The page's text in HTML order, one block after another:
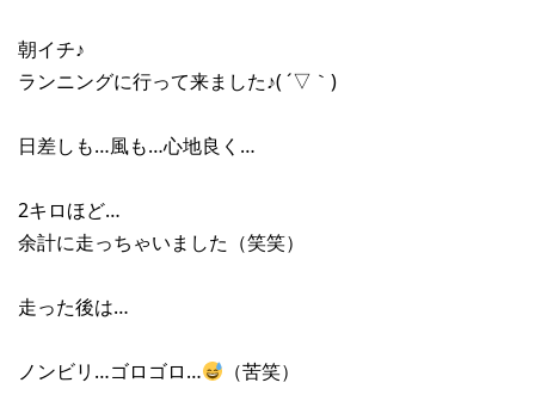
朝イチ♪
ランニングに行って来ました♪( ´▽｀)
日差しも…風も…心地良く…
2キロほど…
余計に走っちゃいました（笑笑）
走った後は…
ノンビリ…ゴロゴロ… （苦笑）